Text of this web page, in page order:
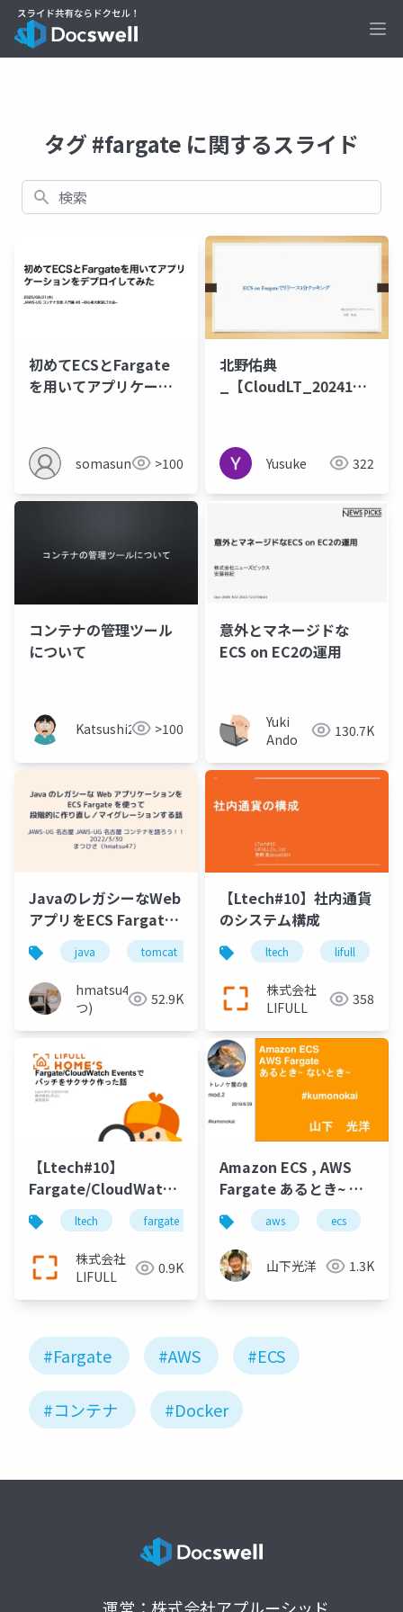
タグ #fargate に関するスライド
検索
初めてECSとFargate
を用いてアプリケーシ
somasun >100
北野佑典
_【CloudLT_20241028】
Yusuke 322
コンテナの管理ツール
について
Katsushi21 >100
意外とマネージドな
ECS on EC2の運用
Yuki
Ando
130.7K
JavaのレガシーなWeb
アプリをECS Fargate
を使って段階的に作り
直し／マイグレーショ
ンする話
java tomcat aws jaws-ug
hmatsu47(ま
つ)
52.9K
【Ltech#10】社内通貨
のシステム構成
ltech lifull
株式会社
LIFULL
358
【Ltech#10】
Fargate/CloudWatch
Eventsでバッチをサク
サク作った話
ltech fargate cloudwatch events
株式会社
LIFULL
0.9K
Amazon ECS , AWS
Fargate あるとき~ な
いとき~aws ecs
山下光洋 1.3K
#Fargate #AWS #ECS
#コンテナ #Docker